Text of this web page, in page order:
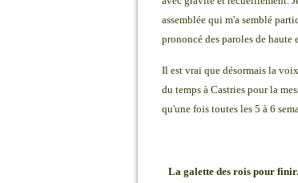
assemblée qui m'a semblé
prononcé des paroles de
Il est vrai que désormais la
du temps à Castries pour la
qu'une fois toutes les 5 à 6
La galette des rois pour finir.